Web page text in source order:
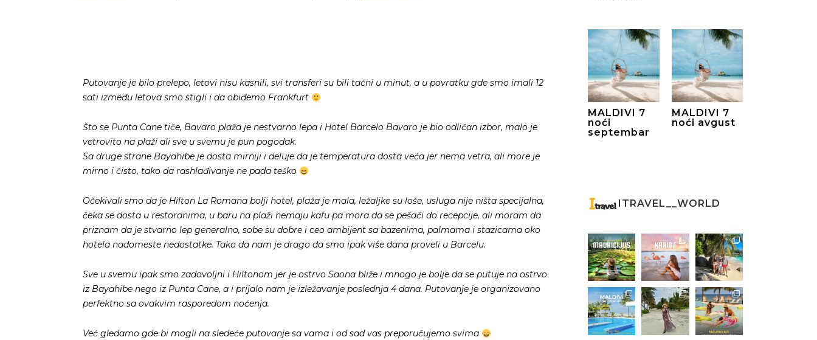
Putovanje je bilo prelepo, letovi nisu kasnili, svi transferi su bili tačni u minut, a u povratku gde smo imali 12
sati između letova smo stigli i da obiđemo Frankfurt
Što se Punta Cane tiče, Bavaro plaža je nestvarno lepa i Hotel Barcelo Bavaro je bio odličan izbor, malo je
vetrovito na plaži ali sve u svemu je pun pogodak.
Sa druge strane Bayahibe je dosta mirniji i deluje da je temperatura dosta veća jer nema vetra, ali more je
mirno i čisto, tako da rashlađivanje ne pada teško
Očekivali smo da je Hilton La Romana bolji hotel, plaža je mala, ležaljke su loše, usluga nije ništa specijalna,
čeka se dosta u restoranima, u baru na plaži nemaju kafu pa mora da se pešači do recepcije, ali moram da
priznam da je stvarno lep generalno, sobe su dobre i ceo ambijent sa bazenima, palmama i stazicama oko
hotela nadomeste nedostatke. Tako da nam je drago da smo ipak više dana proveli u Barcelu.
Sve u svemu ipak smo zadovoljni i Hiltonom jer je ostrvo Saona bliže i mnogo je bolje da se putuje na ostrvo
iz Bayahibe nego iz Punta Cane, a i prijalo nam je izležavanje poslednja 4 dana. Putovanje je organizovano
perfektno sa ovakvim rasporedom noćenja.
Već gledamo gde bi mogli na sledeće putovanje sa vama i od sad vas preporučujemo svima
MALDIVI 7
noći
septembar
MALDIVI 7
noći avgust
ITRAVEL__WORLD